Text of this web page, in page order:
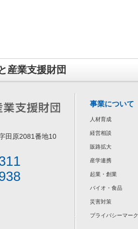
産業支援財団
田原2081番地10
事業について
人材育成
経営相談
販路拡大
産学連携
起業・創業
バイオ・食品
災害対策
プライバシーマーク